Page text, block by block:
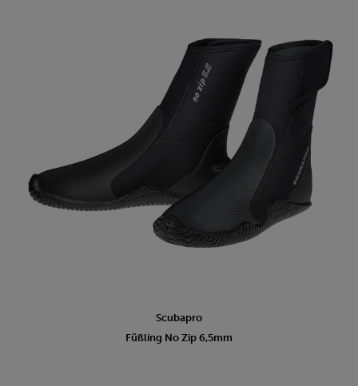
Scubapro
Füßling No Zip 6,5mm